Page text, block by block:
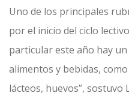
Uno de los principales
por el inicio del ciclo
particular este año hay
alimentos y bebidas,
lácteos, huevos”, sostuvo